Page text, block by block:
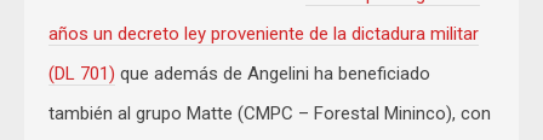
años un decreto ley proveniente de la dictadura militar
(DL 701) que además de Angelini ha beneficiado
también al grupo Matte (CMPC – Forestal Mininco), con